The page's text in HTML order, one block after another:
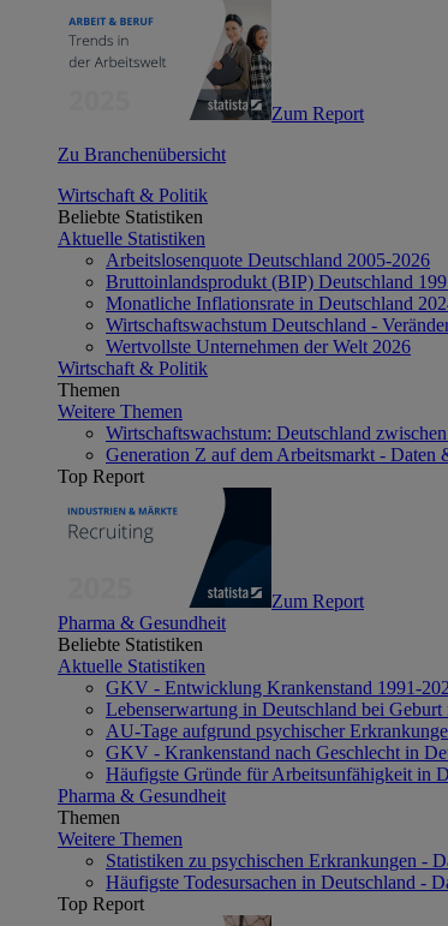
Zum Report
Zu Branchenübersicht
Wirtschaft & Politik
Beliebte Statistiken
Aktuelle Statistiken
Arbeitslosenquote Deutschland 2005-2026
Bruttoinlandsprodukt (BIP) Deutschland
Monatliche Inflationsrate in Deutschland
Wirtschaftswachstum Deutschland -
Wertvollste Unternehmen der Welt 2026
Wirtschaft & Politik
Themen
Weitere Themen
Wirtschaftswachstum: Deutschland
Generation Z auf dem Arbeitsmarkt - Daten
Top Report
Zum Report
Pharma & Gesundheit
Beliebte Statistiken
Aktuelle Statistiken
GKV - Entwicklung Krankenstand 1991-
Lebenserwartung in Deutschland bei
AU-Tage aufgrund psychischer
GKV - Krankenstand nach Geschlecht in
Häufigste Gründe für Arbeitsunfähigkeit in
Pharma & Gesundheit
Themen
Weitere Themen
Statistiken zu psychischen Erkrankungen -
Häufigste Todesursachen in Deutschland -
Top Report